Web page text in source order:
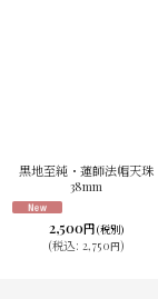
黒地至純・蓮師法帽天珠
38mm
2,500円 (税別)
(税込: 2,750円)